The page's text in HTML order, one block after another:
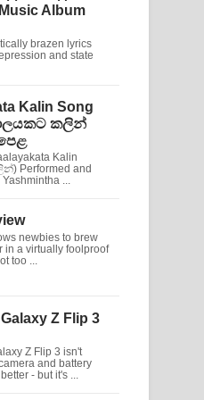
Album
brazen lyrics
and state
Kalin Song
කලින්
Kalin
Performed and
...
newbies to brew
in a virtually foolproof
too ...
Z Flip 3
Z Flip 3 isn't
and battery
- but it's ...